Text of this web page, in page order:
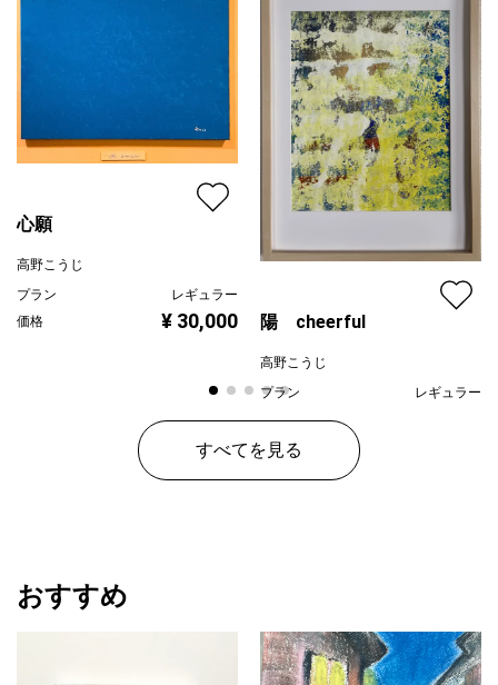
心願
高野こうじ
プラン
レギュラー
価格
¥ 30,000 陽 cheerful
高野こうじ
プラン
レギュラー
価格
すべてを見る
おすすめ